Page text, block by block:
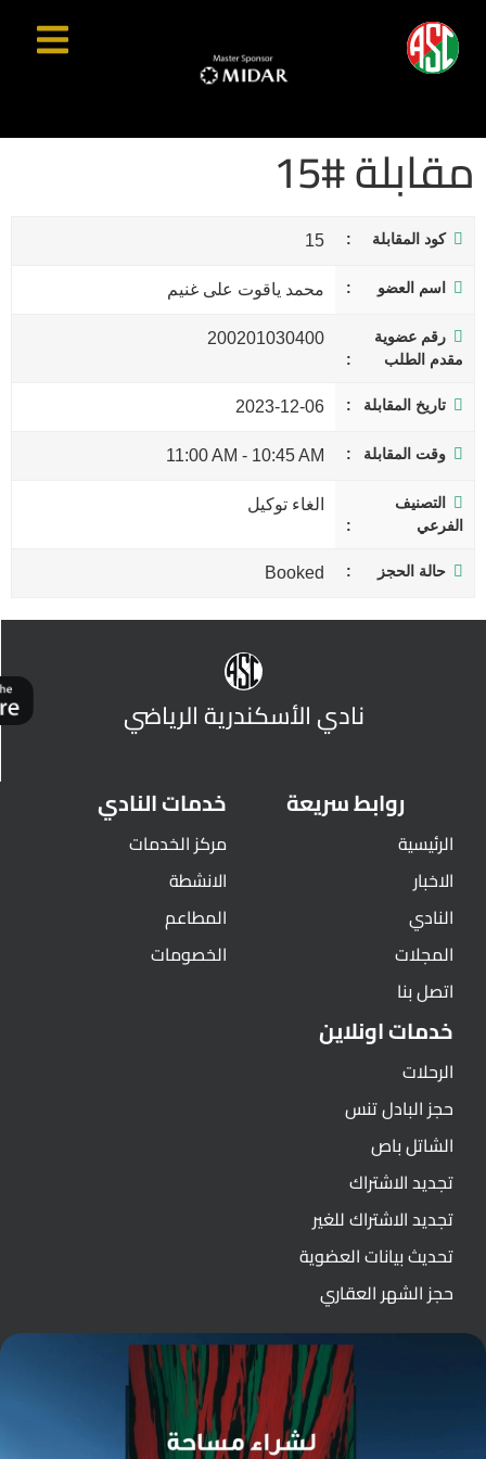
مقابلة #15
كود المقابلة 15
اسم العضو محمد ياقوت على غنيم
رقم عضوية
مقدم الطلب
200201030400
تاريخ المقابلة 2023-12-06
وقت المقابلة 10:45 AM
-
11:00 AM
التصنيف
الفرعي
الغاء توكيل
حالة الحجز Booked
نادي الأسكندرية الرياضي
روابط سريعة
الرئيسية
الاخبار
النادي
المجلات
اتصل بنا
خدمات النادي
مركز الخدمات
الانشطة
المطاعم
الخصومات
خدمات اونلاين
الرحلات
حجز البادل تنس
الشاتل باص
تجديد الاشتراك
تجديد الاشتراك للغير
تحديث بيانات العضوية
حجز الشهر العقاري